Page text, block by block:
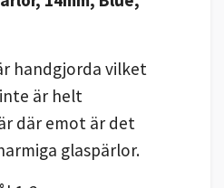
handgjorda vilket
är helt
där emot är det
glaspärlor.